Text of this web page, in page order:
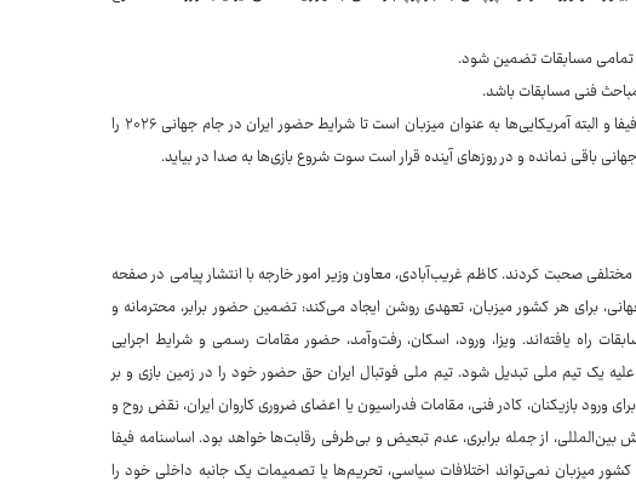
مسابقات تضمین شود.
فنی مسابقات باشد.
با توجه به شروط اعلام شده از سوی تاج، حالا توپ در زمین فیفا و البته آمریکایی‌ها به عنوان میزبان است تا شرایط حضور ایران در جام جهانی ۲۰۲۶ را
باقی نمانده و در روزهای آینده قرار است سوت شروع بازی‌ها به صدا در بیاید.
صحبت کردند. کاظم غریب‌آبادی، معاون وزیر امور خارجه با انتشار پیامی در صفحه
برای هر کشور میزبان، تعهدی روشن ایجاد می‌کند: تضمین حضور برابر، محترمانه و
راه یافته‌اند. ویزا، ورود، اسکان، رفت‌وآمد، حضور مقامات رسمی و شرایط اجرایی
علیه یک تیم ملی تبدیل شود. تیم ملی فوتبال ایران حق حضور خود را در زمین بازی و بر
ورود بازیکنان، کادر فنی، مقامات فدراسیون یا اعضای ضروری کاروان ایران، نقض روح و
از جمله برابری، عدم تبعیض و بی‌طرفی رقابت‌ها خواهد بود. اساسنامه فیفا
میزبان نمی‌تواند اختلافات سیاسی، تحریم‌ها یا تصمیمات یک جانبه داخلی خود را